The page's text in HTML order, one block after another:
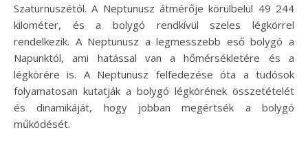
Szaturnuszétól. A Neptunusz átmérője körülbelül 49 244
kilométer, és a bolygó rendkívül szeles légkörrel
rendelkezik. A Neptunusz a legmesszebb eső bolygó a
Napunktól, ami hatással van a hőmérsékletére és a
légkörére is. A Neptunusz felfedezése óta a tudósok
folyamatosan kutatják a bolygó légkörének összetételét
és dinamikáját, hogy jobban megértsék a bolygó
működését.